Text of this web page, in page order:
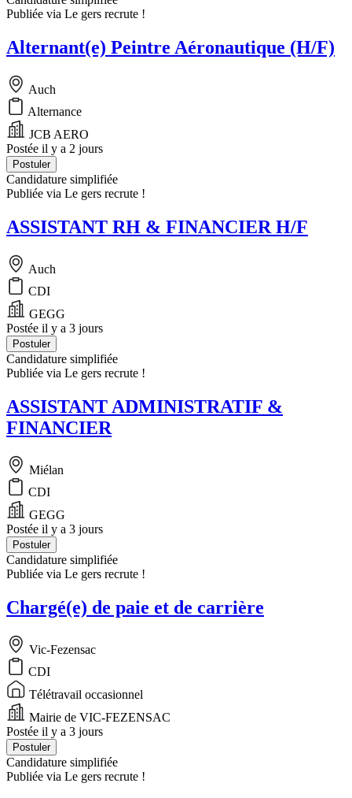
Publiée via Le gers recrute !
Alternant(e) Peintre Aéronautique (H/F)
Auch
Alternance
JCB AERO
Postée il y a 2 jours
Postuler
Candidature simplifiée
Publiée via Le gers recrute !
ASSISTANT RH & FINANCIER H/F
Auch
CDI
GEGG
Postée il y a 3 jours
Postuler
Candidature simplifiée
Publiée via Le gers recrute !
ASSISTANT ADMINISTRATIF &
FINANCIER
Miélan
CDI
GEGG
Postée il y a 3 jours
Postuler
Candidature simplifiée
Publiée via Le gers recrute !
Chargé(e) de paie et de carrière
Vic-Fezensac
CDI
Télétravail occasionnel
Mairie de VIC-FEZENSAC
Postée il y a 3 jours
Postuler
Candidature simplifiée
Publiée via Le gers recrute !